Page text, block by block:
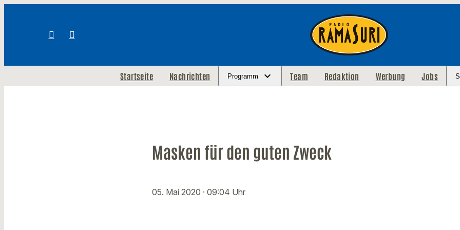
Startseite Nachrichten Programm Team Redaktion Werbung Jobs
Masken für den guten Zweck
05. Mai 2020 · 09:04 Uhr